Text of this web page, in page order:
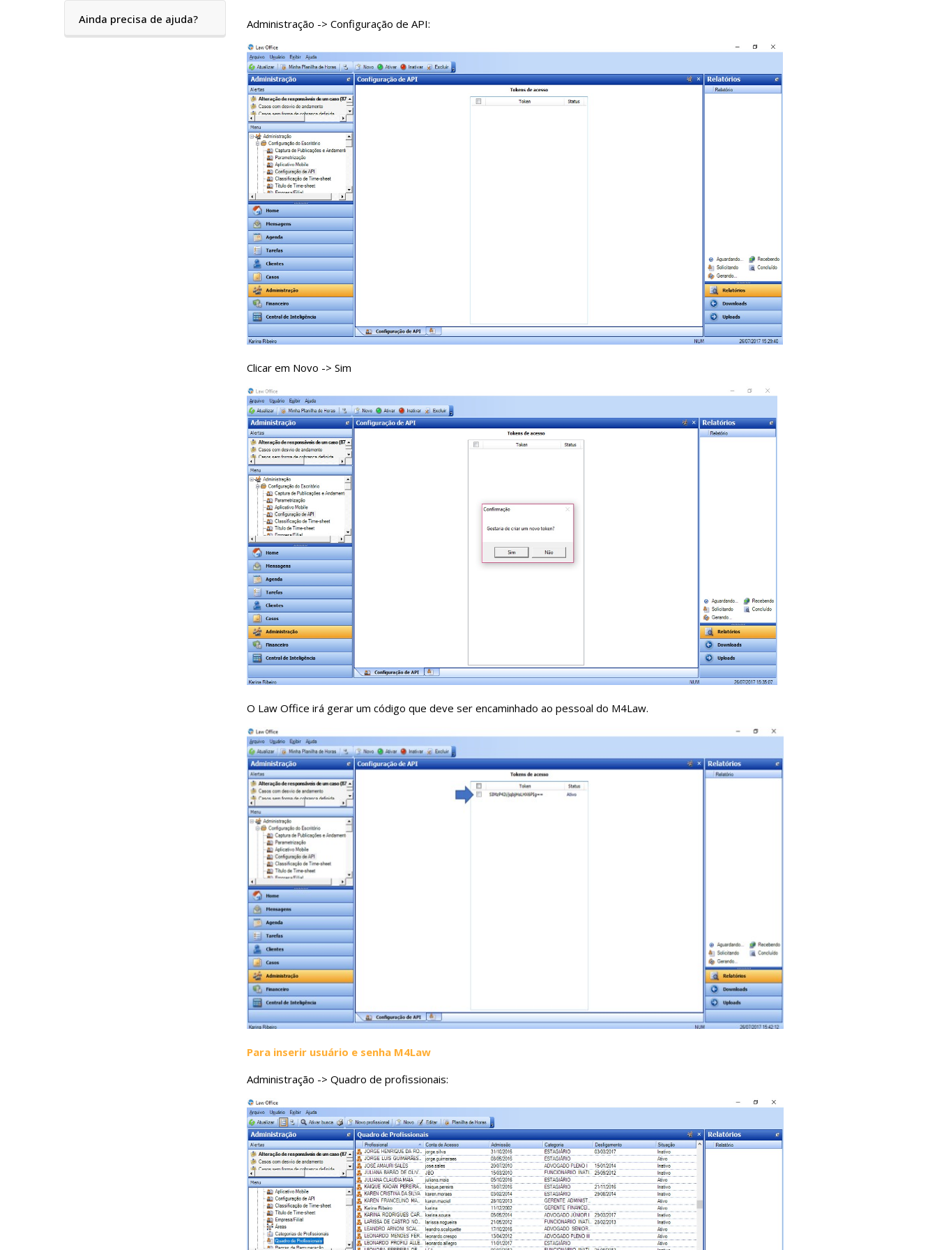
Ainda precisa de ajuda? Administração -> Configuração de API:
Clicar em Novo -> Sim
O Law Office irá gerar um código que deve ser encaminhado ao pessoal do M4Law.
Para inserir usuário e senha M4Law
Administração -> Quadro de profissionais: